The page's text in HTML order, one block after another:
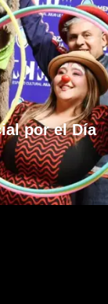
por el Día